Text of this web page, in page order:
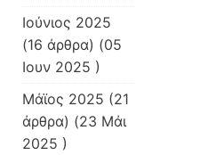
Ιούνιος 2025
(16 άρθρα) (05
Ιουν 2025 )
Μάϊος 2025 (21
άρθρα) (23 Μάι
2025 )